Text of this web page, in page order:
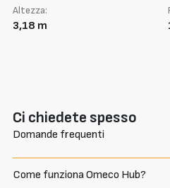
Altezza:
3,18 m
Ci chiedete spesso
Domande frequenti
Come funziona Omeco Hub?